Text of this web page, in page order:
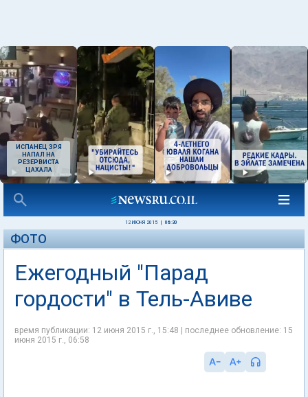
ИСПАНЕЦ ЗРЯ
НАПАЛ НА
РЕЗЕРВИСТА
ЦАХАЛА
12 ИЮНЯ 2015 06:30
ФОТО
Ежегодный "Парад
гордости" в Тель-Авиве
время публикации: 12 июня 2015 г., 15:48 | последнее обновление: 15
июня 2015 г., 06:58